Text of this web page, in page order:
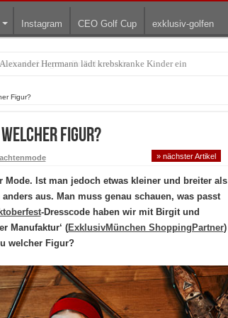
Instagram CEO Golf Cup exklusiv-golfen
der Lingerie-Branche wurde
Figur?
Figur?
» nächster Artikel
Ist man jedoch etwas kleiner und breiter als
aus. Man muss genau schauen, was passt
-Dresscode haben wir mit Birgit und
Manufaktur‘ (ExklusivMünchen ShoppingPartner)
welcher Figur?